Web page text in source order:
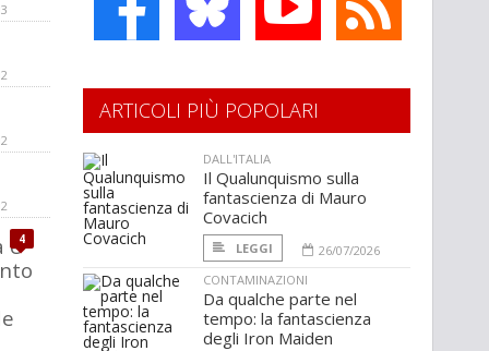
4
e
ARTICOLI PIÙ POPOLARI
DALL'ITALIA
Il Qualunquismo sulla
fantascienza di Mauro
Covacich
LEGGI
26/07/2026
CONTAMINAZIONI
Da qualche parte nel
tempo: la fantascienza
degli Iron Maiden